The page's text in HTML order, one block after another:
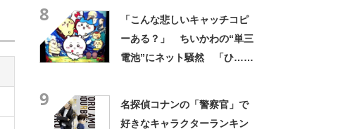
8
「こんな悲しいキャッチコピ
ーある？」 ちいかわの“単三
電池”にネット騒然 「ひ…人
9
名探偵コナンの「警察官」で
好きなキャラクターランキン